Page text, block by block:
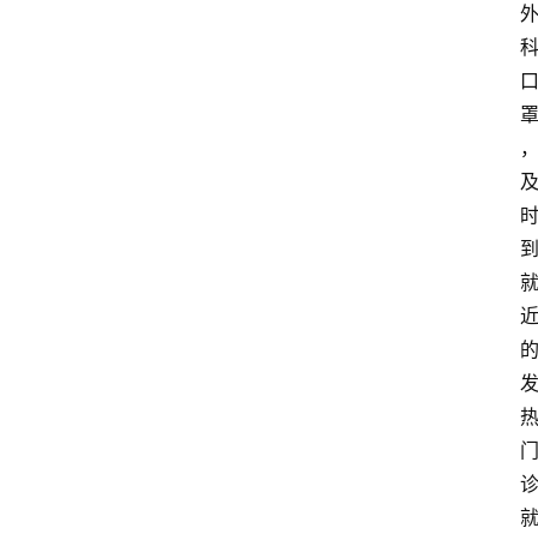
外
科
口
罩
，
及
时
到
就
近
的
发
热
门
诊
就